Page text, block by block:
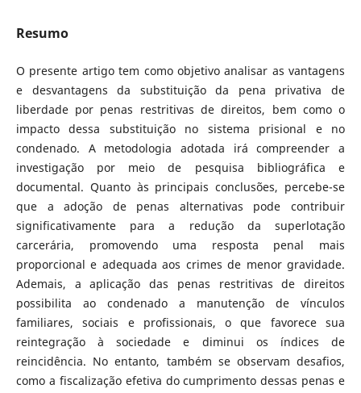
Resumo
O presente artigo tem como objetivo analisar as vantagens
e desvantagens da substituição da pena privativa de
liberdade por penas restritivas de direitos, bem como o
impacto dessa substituição no sistema prisional e no
condenado. A metodologia adotada irá compreender a
investigação por meio de pesquisa bibliográfica e
documental. Quanto às principais conclusões, percebe-se
que a adoção de penas alternativas pode contribuir
significativamente para a redução da superlotação
carcerária, promovendo uma resposta penal mais
proporcional e adequada aos crimes de menor gravidade.
Ademais, a aplicação das penas restritivas de direitos
possibilita ao condenado a manutenção de vínculos
familiares, sociais e profissionais, o que favorece sua
reintegração à sociedade e diminui os índices de
reincidência. No entanto, também se observam desafios,
como a fiscalização efetiva do cumprimento dessas penas e